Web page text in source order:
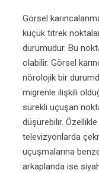
Görsel
küçük titrek
durumudur. Bu
olabilir. Görsel
nörolojik bir
migrenle ilişkili
sürekli uçuşan
düşürebilir.
televizyonlarda
uçuşmalarına
arkaplanda ise